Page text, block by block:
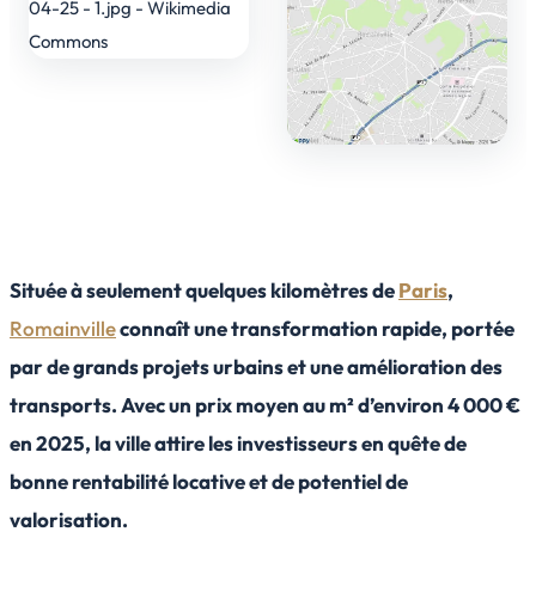
Située à seulement quelques kilomètres deParis,
Romainvilleconnaît une transformation rapide, portée
par de grands projets urbains et une amélioration des
transports. Avec un prix moyen au m² d’environ 4 000 €
en 2025, la ville attire les investisseurs en quête de
bonne rentabilité locative et de potentiel de
valorisation.